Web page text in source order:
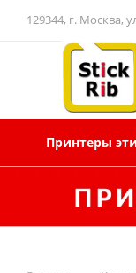
129344, г. Москва,
Принтеры